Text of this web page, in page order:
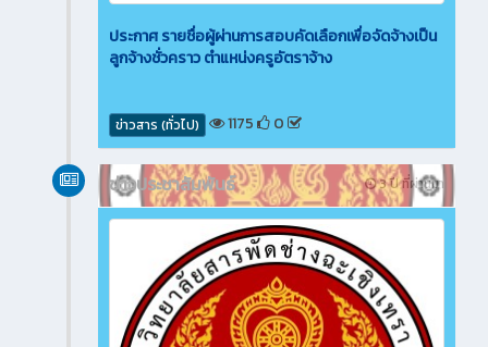
ประกาศ รายชื่อผู้ผ่านการสอบคัดเลือกเพื่อจัดจ้างเป็น
ลูกจ้างชั่วคราว ตำแหน่งครูอัตราจ้าง
ข่าวสาร (ทั่วไป) 1175 0
3 ปี ที่ผ่านมา
ข่าวประชาสัมพันธ์